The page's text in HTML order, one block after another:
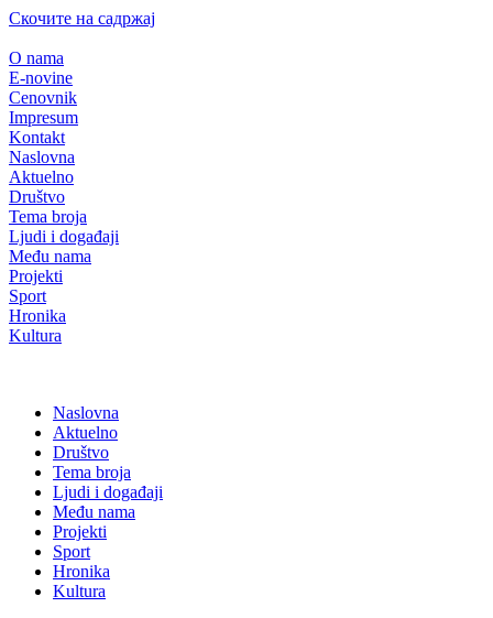
Скочите на садржај
O nama
E-novine
Cenovnik
Impresum
Kontakt
Naslovna
Aktuelno
Društvo
Tema broja
Ljudi i događaji
Među nama
Projekti
Sport
Hronika
Kultura
Naslovna
Aktuelno
Društvo
Tema broja
Ljudi i događaji
Među nama
Projekti
Sport
Hronika
Kultura